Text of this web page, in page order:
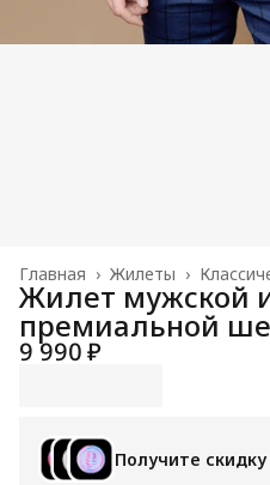
Жилеты ›
Главная ›
Жилет мужской
премиальной
9 990 ₽
Получите